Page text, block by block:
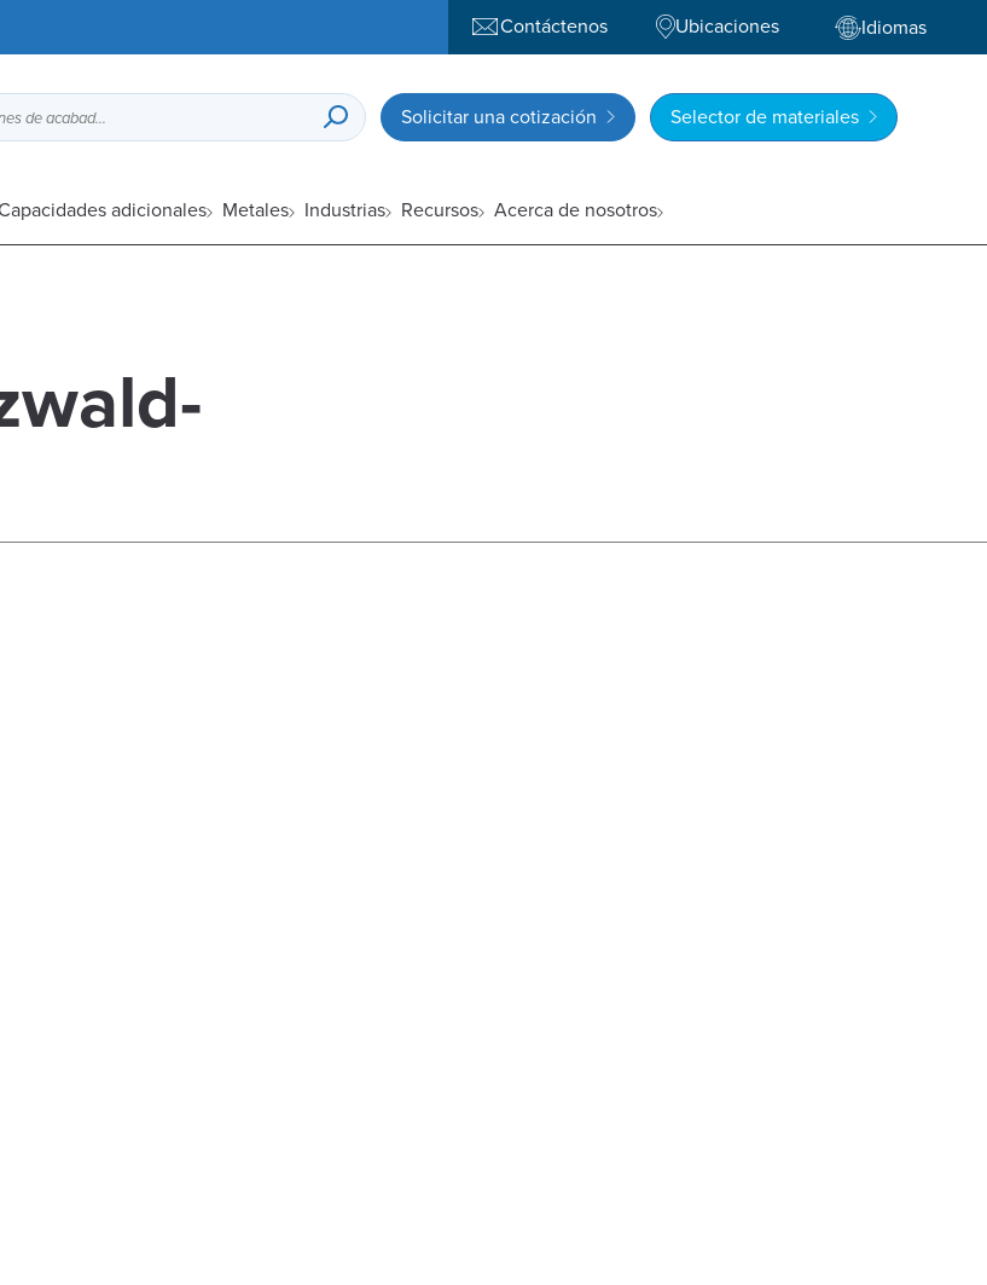
Contáctenos Ubicaciones Idiomas
Guía de diseño para fundición a presión, opciones de acabado superficial, etc. Solicitar una cotización Selector de materiales
adicionales Metales Industrias Recursos Acerca de nosotros